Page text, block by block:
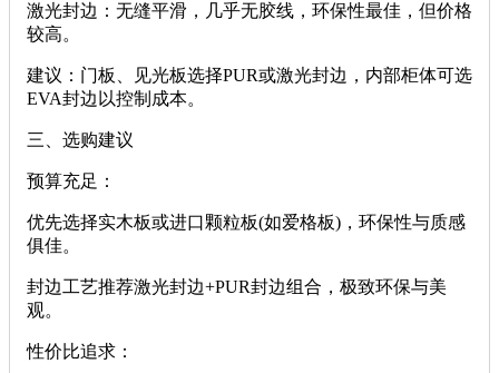
‌激光封边‌：无缝平滑，几乎无胶线，环保性最佳，但价格
较高。
‌建议‌：门板、见光板选择PUR或激光封边，内部柜体可选
EVA封边以控制成本。
‌三、选购建议‌
‌预算充足‌：
优先选择‌实木板‌或‌进口颗粒板(如爱格板)‌，环保性与质感
俱佳。
封边工艺推荐‌激光封边+PUR封边‌组合，极致环保与美
观。
‌性价比追求‌：